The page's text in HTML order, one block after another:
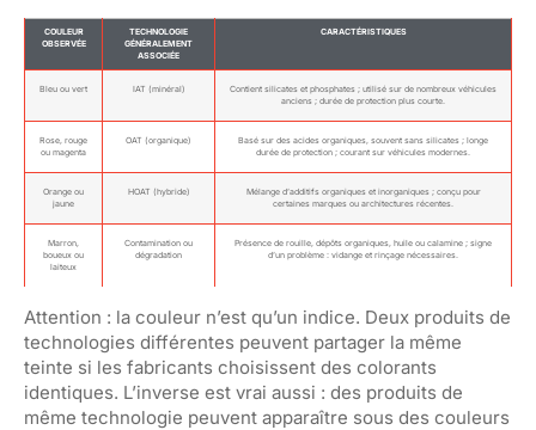
COULEUR
OBSERVÉE
TECHNOLOGIE
GÉNÉRALEMENT
ASSOCIÉE
CARACTÉRISTIQUES
Bleu ou vert IAT (minéral)
Contient silicates et phosphates ; utilisé sur de nombreux véhicules
anciens ; durée de protection plus courte.
Rose, rouge
ou magenta
OAT (organique)
Basé sur des acides organiques, souvent sans silicates ; longe
durée de protection ; courant sur véhicules modernes.
Orange ou
jaune
HOAT (hybride)
Mélange d’additifs organiques et inorganiques ; conçu pour
certaines marques ou architectures récentes.
Marron,
boueux ou
laiteux
Contamination ou
dégradation
Présence de rouille, dépôts organiques, huile ou calamine ; signe
d’un problème : vidange et rinçage nécessaires.
Attention : la couleur n’est qu’un indice. Deux produits de
technologies différentes peuvent partager la même
teinte si les fabricants choisissent des colorants
identiques. L’inverse est vrai aussi : des produits de
même technologie peuvent apparaître sous des couleurs